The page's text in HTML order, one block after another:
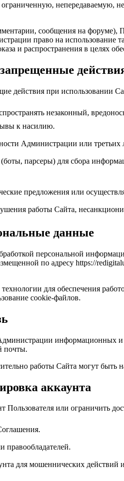
сообщения на форуме),
право на
и распространения в целях
действия при использовании
незаконный,
к насилию.
Администрации или третьих
парсеры) для сбора
предложения или
работы Сайта,
данные
персональной
по адресу https://
для обеспечения
cookie-файлов.
информационных
почты.
работы Сайта могут
аккаунта
Пользователя или ограничить
правообладателей.
для мошеннических действий